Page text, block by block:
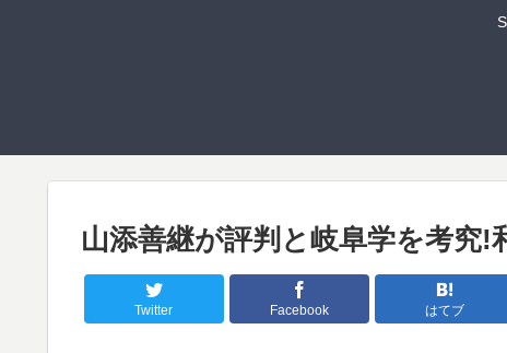
山添善継が評判と岐阜学を考究!
Twitter Facebook はてブ